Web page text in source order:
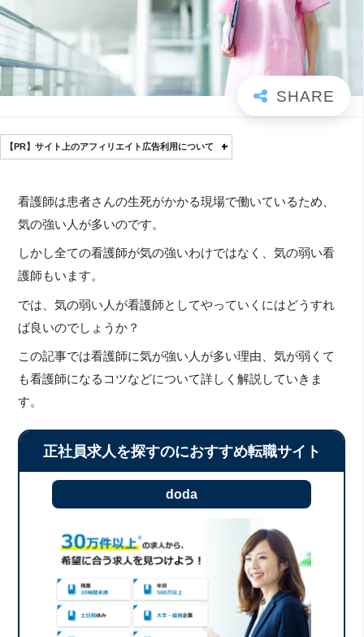
【PR】サイト上のアフィリエイト広告利用について
看護師は患者さんの生死がかかる現場で働いているため、
気の強い人が多いのです。
しかし全ての看護師が気の強いわけではなく、気の弱い看
護師もいます。
では、気の弱い人が看護師としてやっていくにはどうすれ
ば良いのでしょうか？
この記事では看護師に気が強い人が多い理由、気が弱くて
も看護師になるコツなどについて詳しく解説していきま
す。
正社員求人を探すのにおすすめ転職サイト
doda